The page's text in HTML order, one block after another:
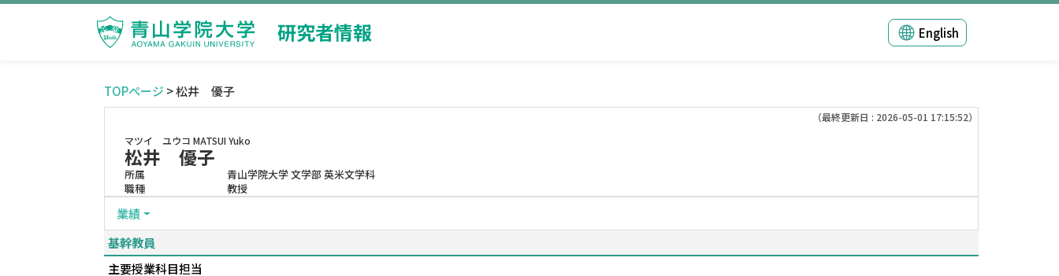
研究者情報 English
TOPページ > 松井 優子
（最終更新日 : 2026-05-01 17:15:52）
マツイ ユウコ MATSUI Yuko
松井 優子
所属
青山学院大学 文学部 英米文学科
職種
教授
業績
基幹教員
主要授業科目担当